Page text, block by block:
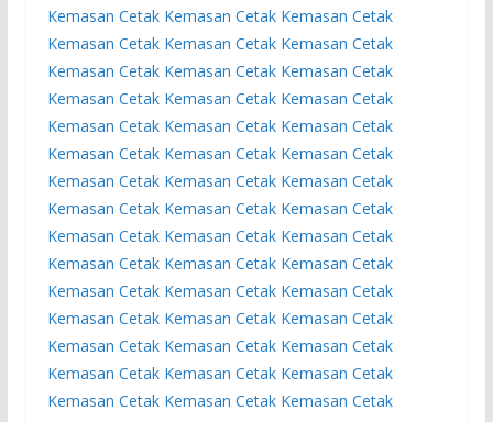
Kemasan Cetak Kemasan Cetak Kemasan Cetak
Kemasan Cetak Kemasan Cetak Kemasan Cetak
Kemasan Cetak Kemasan Cetak Kemasan Cetak
Kemasan Cetak Kemasan Cetak Kemasan Cetak
Kemasan Cetak Kemasan Cetak Kemasan Cetak
Kemasan Cetak Kemasan Cetak Kemasan Cetak
Kemasan Cetak Kemasan Cetak Kemasan Cetak
Kemasan Cetak Kemasan Cetak Kemasan Cetak
Kemasan Cetak Kemasan Cetak Kemasan Cetak
Kemasan Cetak Kemasan Cetak Kemasan Cetak
Kemasan Cetak Kemasan Cetak Kemasan Cetak
Kemasan Cetak Kemasan Cetak Kemasan Cetak
Kemasan Cetak Kemasan Cetak Kemasan Cetak
Kemasan Cetak Kemasan Cetak Kemasan Cetak
Kemasan Cetak Kemasan Cetak Kemasan Cetak